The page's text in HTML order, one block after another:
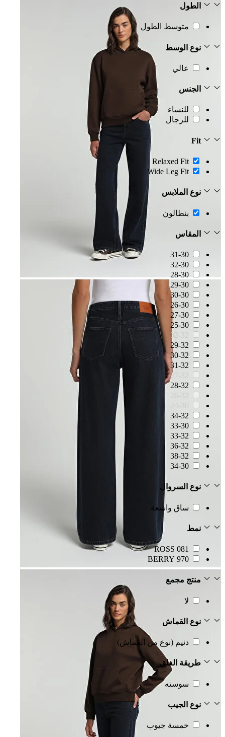
الطول
متوسط الطول
نوع الوسط
عالي
الجنس
للنساء
للرجال
Fit
Relaxed Fit
Wide Leg Fit
نوع الملابس
بنطالون
المقاس
31-30
32-30
28-30
29-30
30-30
26-30
27-30
25-30
32-32
29-32
30-32
31-32
27-32
28-32
34-32
33-30
33-32
36-32
38-32
34-30
نوع السروال
ساق واسعة
نمط
081 ROSS
970 BERRY
منتج مجمع
لا
نوع القماش
دنيم (نوع من القماش)
طريقة الغلق
سوسته
نوع الجيب
خمسة جيوب